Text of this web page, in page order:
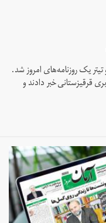
و تیتر یک روزنامه‌های امروز شد.
قرقیزستانی خبر دادند و